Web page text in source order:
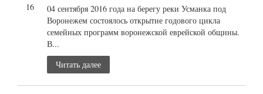
16
04 сентября 2016 года на берегу реки Усманка под
Воронежем состоялось открытие годового цикла
семейных программ воронежской еврейской общины.
В...
Читать далее